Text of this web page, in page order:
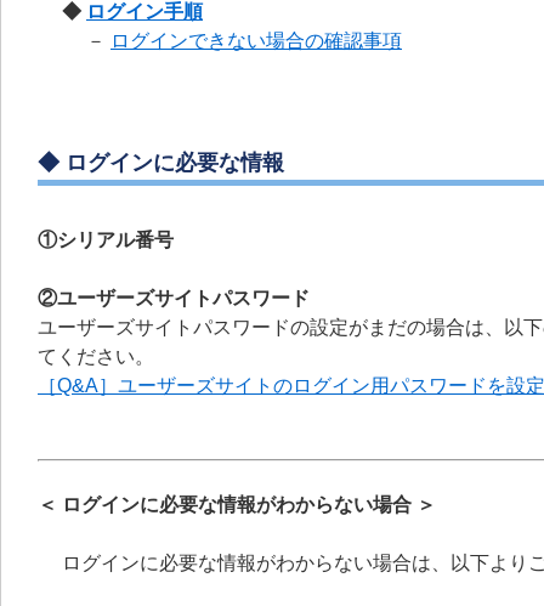
◆ ログイン手順
－
ログインできない場合の確認事項
◆ ログインに必要な情報
①シリアル番号
②ユーザーズサイトパスワード
ユーザーズサイトパスワードの設定がまだの場合は、以
てください。
［Q&A］ユーザーズサイトのログイン用パスワードを設
＜ ログインに必要な情報がわからない場合 ＞
ログインに必要な情報がわからない場合は、以下より